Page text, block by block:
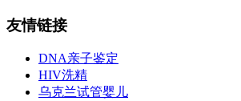
友情链接
DNA亲子鉴定
HIV洗精
乌克兰试管婴儿